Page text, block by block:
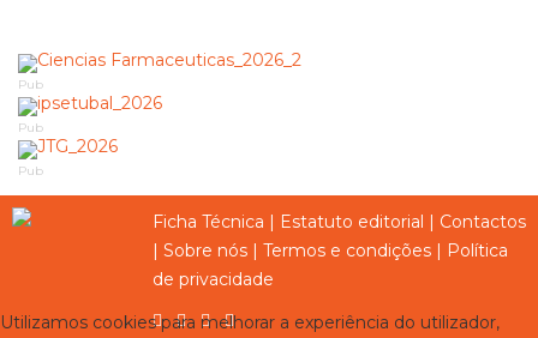
Pub
Pub
Pub
Ficha Técnica Estatuto editorial
Contactos
Sobre nós Termos e condições
Política
de privacidade
Utilizamos cookies para melhorar a experiência do utilizador,